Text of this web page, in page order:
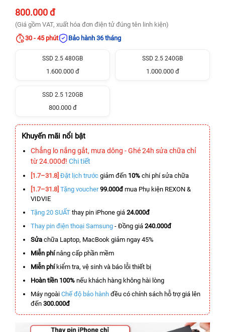
800.000 đ
(Giá gồm VAT, xuất hóa đơn điện tử đúng tên linh kiện)
30 - 45 phút
Bảo hành 36 tháng
SSD 2.5 480GB
1.600.000 đ
SSD 2.5 240GB
1.000.000 đ
SSD 2.5 120GB
800.000 đ
Khuyến mãi nổi bật
Chẳng lo nắng gắt, mưa dông - Ghé 24h sửa chữa chỉ
từ 24.000đ! Chi tiết
[1.7–31.8] Đặt lịch trước giảm đến 10% chi phí sửa chữa
[1.7–31.8] Tặng voucher 99.000đmua Phụ kiện REXON &
VIDVIE
Tặng 20 SUẤT thay pin iPhone giá 24.000đ
Thay pin điện thoại Samsung - Đồng giá 240.000đ
Sửa chữa Laptop, MacBook giảm ngay 45%
Miễn phínâng cấp phần mềm
Miễn phíkiểm tra, vệ sinh và báo lỗi thiết bị
Hoàn tiền 100% nếu khách hàng không hài lòng
Máy ngoài Chế độ bảo hành đều có chính sách hỗ trợ giá lên
đến 300.000đ